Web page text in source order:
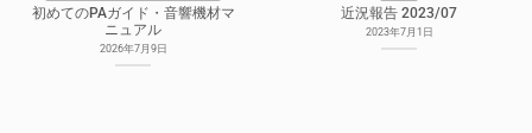
初めてのPAガイド・音響機材マ
ニュアル
2026年7月9日
近況報告 2023/07
2023年7月1日